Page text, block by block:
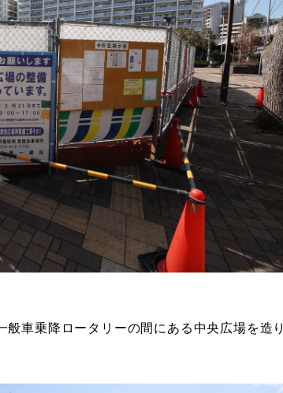
車乗降ロータリーの間にある中央広場を造り